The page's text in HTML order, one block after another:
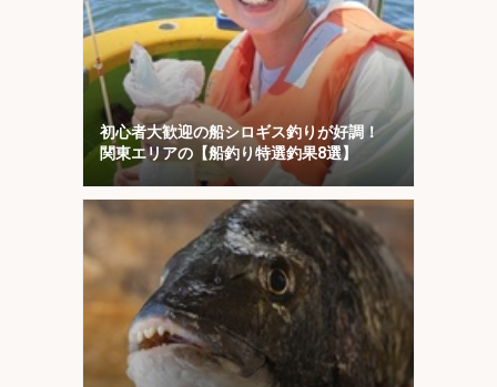
初心者大歓迎の船シロギス釣りが好調！
関東エリアの【船釣り特選釣果8選】